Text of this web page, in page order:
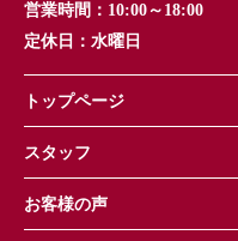
営業時間： 10:00～18:00
定休日： 水曜日
トップページ
スタッフ
お客様の声